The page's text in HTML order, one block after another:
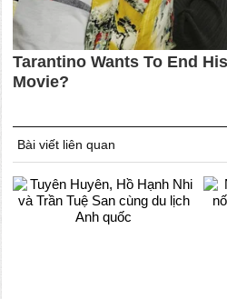
Bài viết liên quan